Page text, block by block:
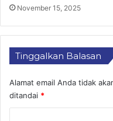
November 15, 2025
Tinggalkan Balasan
Alamat email Anda tidak
ditandai *